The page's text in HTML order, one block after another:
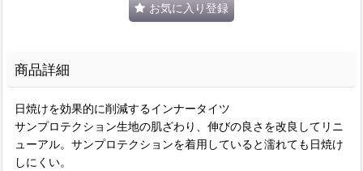
お気に入り登録
商品詳細
日焼けを効果的に削減するインナータイツ
サンプロテクション生地の肌ざわり、伸びの良さを改良してリニ
ューアル。サンプロテクションを着用していると濡れても日焼け
しにくい。